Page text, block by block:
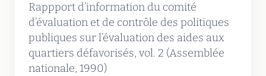
Rappport d’information du comité
d’évaluation et de contrôle des politiques
publiques sur l’évaluation des aides aux
quartiers défavorisés, vol. 2 (Assemblée
nationale, 1990)